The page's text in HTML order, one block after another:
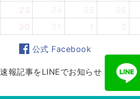
23
30
公式 Facebook
速報記事をLINEでお知らせ